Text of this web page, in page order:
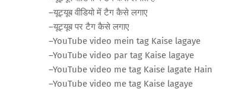
–यूट्यूब वीडियो में टैग कैसे लगाए
–यूट्यूब पर टैग कैसे लगाए
–YouTube video mein tag Kaise lagaye
–YouTube video par tag Kaise lagaye
–YouTube video me tag Kaise lagate Hain
–YouTube video me tag Kaise lagaye